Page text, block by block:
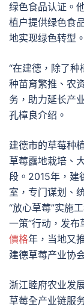
绿色食品认证。
植户提供绿色食
地实现绿色转型。
“在建德，除了种
种苗育繁推、农
务，助力延长产
孔樟良介绍。
建德市的草莓种
草莓露地栽培、
段。2015年，建
室，专门谋划、
“放心草莓”实施
一策”行动，发
價格年，当地又
建德草莓产业协
浙江睦府农业发
草莓全产业链服